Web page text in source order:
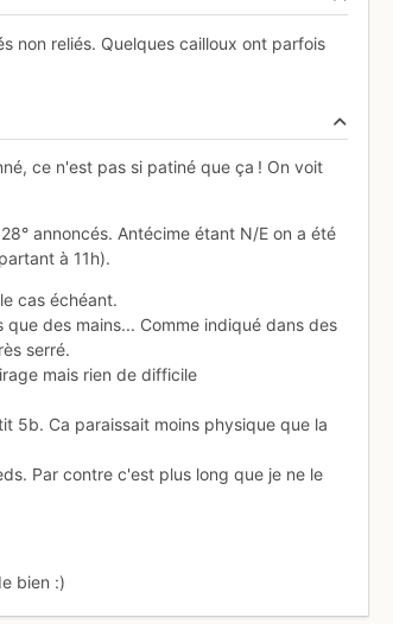
non reliés. Quelques cailloux ont parfois
ce n'est pas si patiné que ça ! On voit
annoncés. Antécime étant N/E on a été
à 11h).
cas échéant.
des mains... Comme indiqué dans des
serré.
mais rien de difficile
5b. Ca paraissait moins physique que la
Par contre c'est plus long que je ne le
bien :)